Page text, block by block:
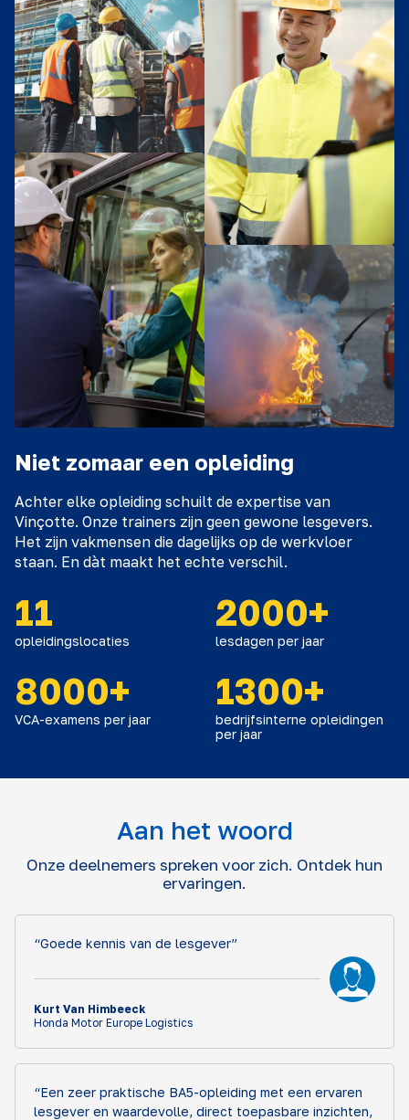
Niet zomaar een opleiding
Achter elke opleiding schuilt de expertise van
Vinçotte. Onze trainers zijn geen gewone lesgevers.
Het zijn vakmensen die dagelijks op de werkvloer
staan. En dàt maakt het echte verschil.
11
opleidingslocaties
2000+
lesdagen per jaar
8000+
VCA-examens per jaar
1300+
bedrijfsinterne opleidingen
per jaar
Aan het woord
Onze deelnemers spreken voor zich. Ontdek hun
ervaringen.
“Goede kennis van de lesgever”
Kurt Van Himbeeck
Honda Motor Europe Logistics
“Een zeer praktische BA5-opleiding met een ervaren
lesgever en waardevolle, direct toepasbare inzichten,